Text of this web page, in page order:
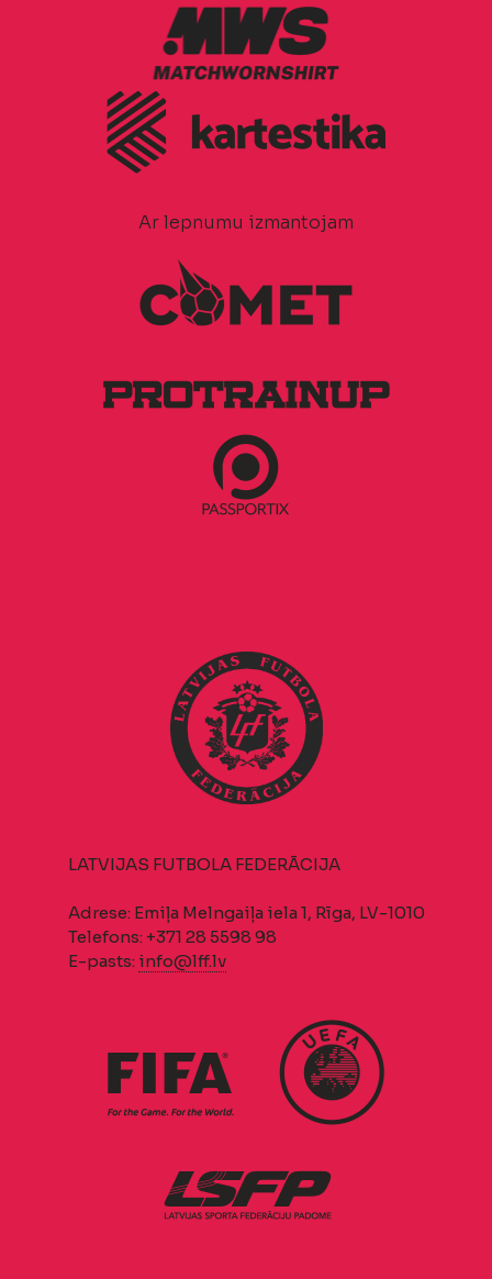
Ar lepnumu izmantojam
LATVIJAS FUTBOLA FEDERĀCIJA
Adrese: Emiļa Melngaiļa iela 1, Rīga, LV-1010
Telefons: +371 28 5598 98
E-pasts: info@lff.lv